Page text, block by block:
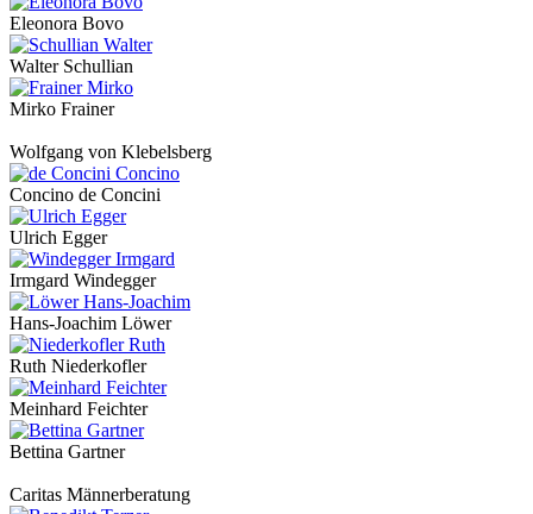
Eleonora Bovo
Walter Schullian
Mirko Frainer
Wolfgang von Klebelsberg
Concino de Concini
Ulrich Egger
Irmgard Windegger
Hans-Joachim Löwer
Ruth Niederkofler
Meinhard Feichter
Bettina Gartner
Caritas Männerberatung